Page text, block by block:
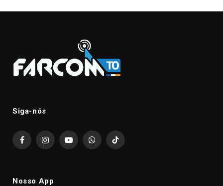
Siga-nós
FacebookInstagramYouTubeWhatsAppTikTok
Nosso App